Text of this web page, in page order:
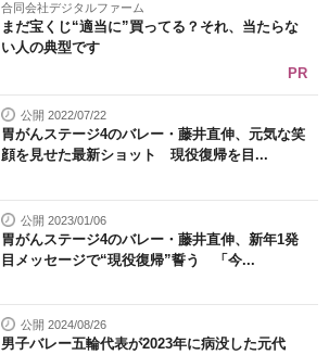
合同会社デジタルファーム
まだ宝くじ“適当に”買ってる？それ、当たらな
い人の典型です
PR
公開 2022/07/22
胃がんステージ4のバレー・藤井直伸、元気な笑
顔を見せた最新ショット 現役復帰を目...
公開 2023/01/06
胃がんステージ4のバレー・藤井直伸、新年1発
目メッセージで“現役復帰”誓う 「今...
公開 2024/08/26
男子バレー五輪代表が2023年に病没した元代